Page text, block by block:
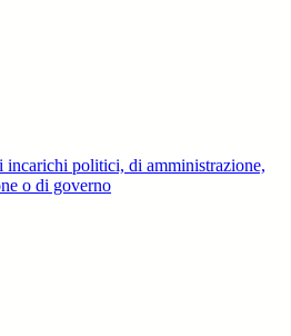
incarichi politici, di amministrazione,
o di governo